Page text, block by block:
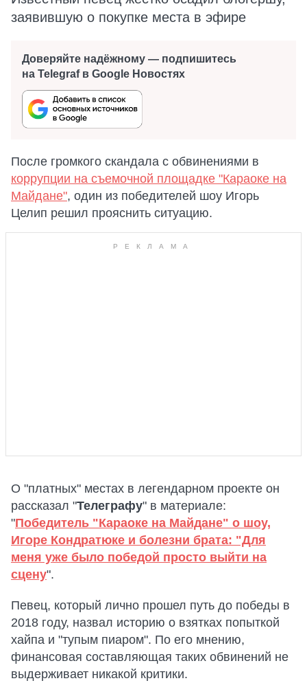
заявившую о покупке места в эфире
Доверяйте надёжному — подпишитесь
на Telegraf в Google Новостях
После громкого скандала с обвинениями в
коррупции на съемочной площадке "Караоке на
Майдане", один из победителей шоу Игорь
Целип решил прояснить ситуацию.
О "платных" местах в легендарном проекте он
рассказал "Телеграфу" в материале:
"Победитель "Караоке на Майдане" о шоу,
Игоре Кондратюке и болезни брата: "Для
меня уже было победой просто выйти на
сцену".
Певец, который лично прошел путь до победы в
2018 году, назвал историю о взятках попыткой
хайпа и "тупым пиаром". По его мнению,
финансовая составляющая таких обвинений не
выдерживает никакой критики.